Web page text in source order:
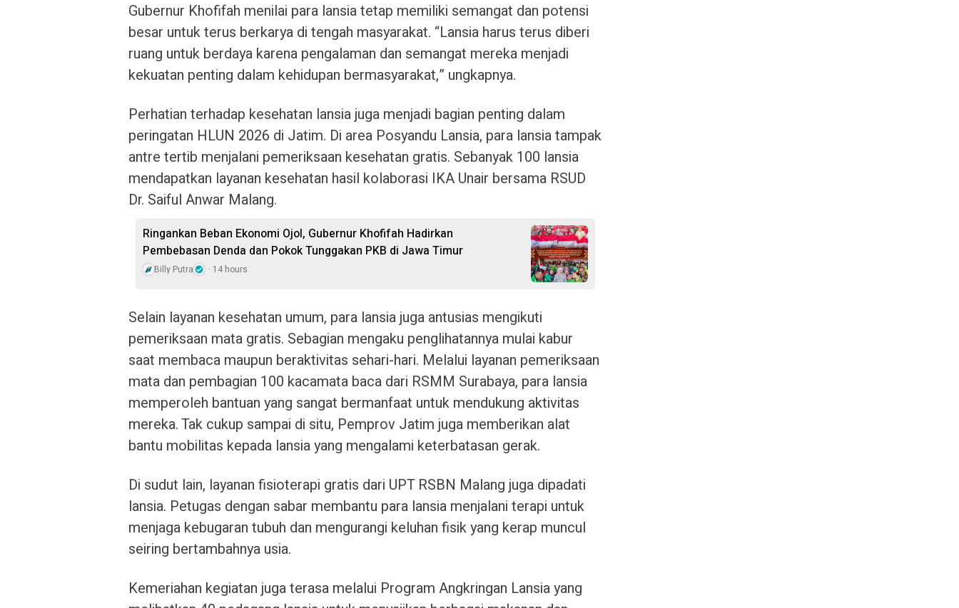
Gubernur Khofifah menilai para lansia tetap memiliki semangat dan potensi
besar untuk terus berkarya di tengah masyarakat. “Lansia harus terus diberi
ruang untuk berdaya karena pengalaman dan semangat mereka menjadi
kekuatan penting dalam kehidupan bermasyarakat,” ungkapnya.
Perhatian terhadap kesehatan lansia juga menjadi bagian penting dalam
peringatan HLUN 2026 di Jatim. Di area Posyandu Lansia, para lansia tampak
antre tertib menjalani pemeriksaan kesehatan gratis. Sebanyak 100 lansia
mendapatkan layanan kesehatan hasil kolaborasi IKA Unair bersama RSUD
Dr. Saiful Anwar Malang.
Ringankan Beban Ekonomi Ojol, Gubernur Khofifah Hadirkan
Pembebasan Denda dan Pokok Tunggakan PKB di Jawa Timur
Billy Putra 14 hours
Selain layanan kesehatan umum, para lansia juga antusias mengikuti
pemeriksaan mata gratis. Sebagian mengaku penglihatannya mulai kabur
saat membaca maupun beraktivitas sehari-hari. Melalui layanan pemeriksaan
mata dan pembagian 100 kacamata baca dari RSMM Surabaya, para lansia
memperoleh bantuan yang sangat bermanfaat untuk mendukung aktivitas
mereka. Tak cukup sampai di situ, Pemprov Jatim juga memberikan alat
bantu mobilitas kepada lansia yang mengalami keterbatasan gerak.
Di sudut lain, layanan fisioterapi gratis dari UPT RSBN Malang juga dipadati
lansia. Petugas dengan sabar membantu para lansia menjalani terapi untuk
menjaga kebugaran tubuh dan mengurangi keluhan fisik yang kerap muncul
seiring bertambahnya usia.
Kemeriahan kegiatan juga terasa melalui Program Angkringan Lansia yang